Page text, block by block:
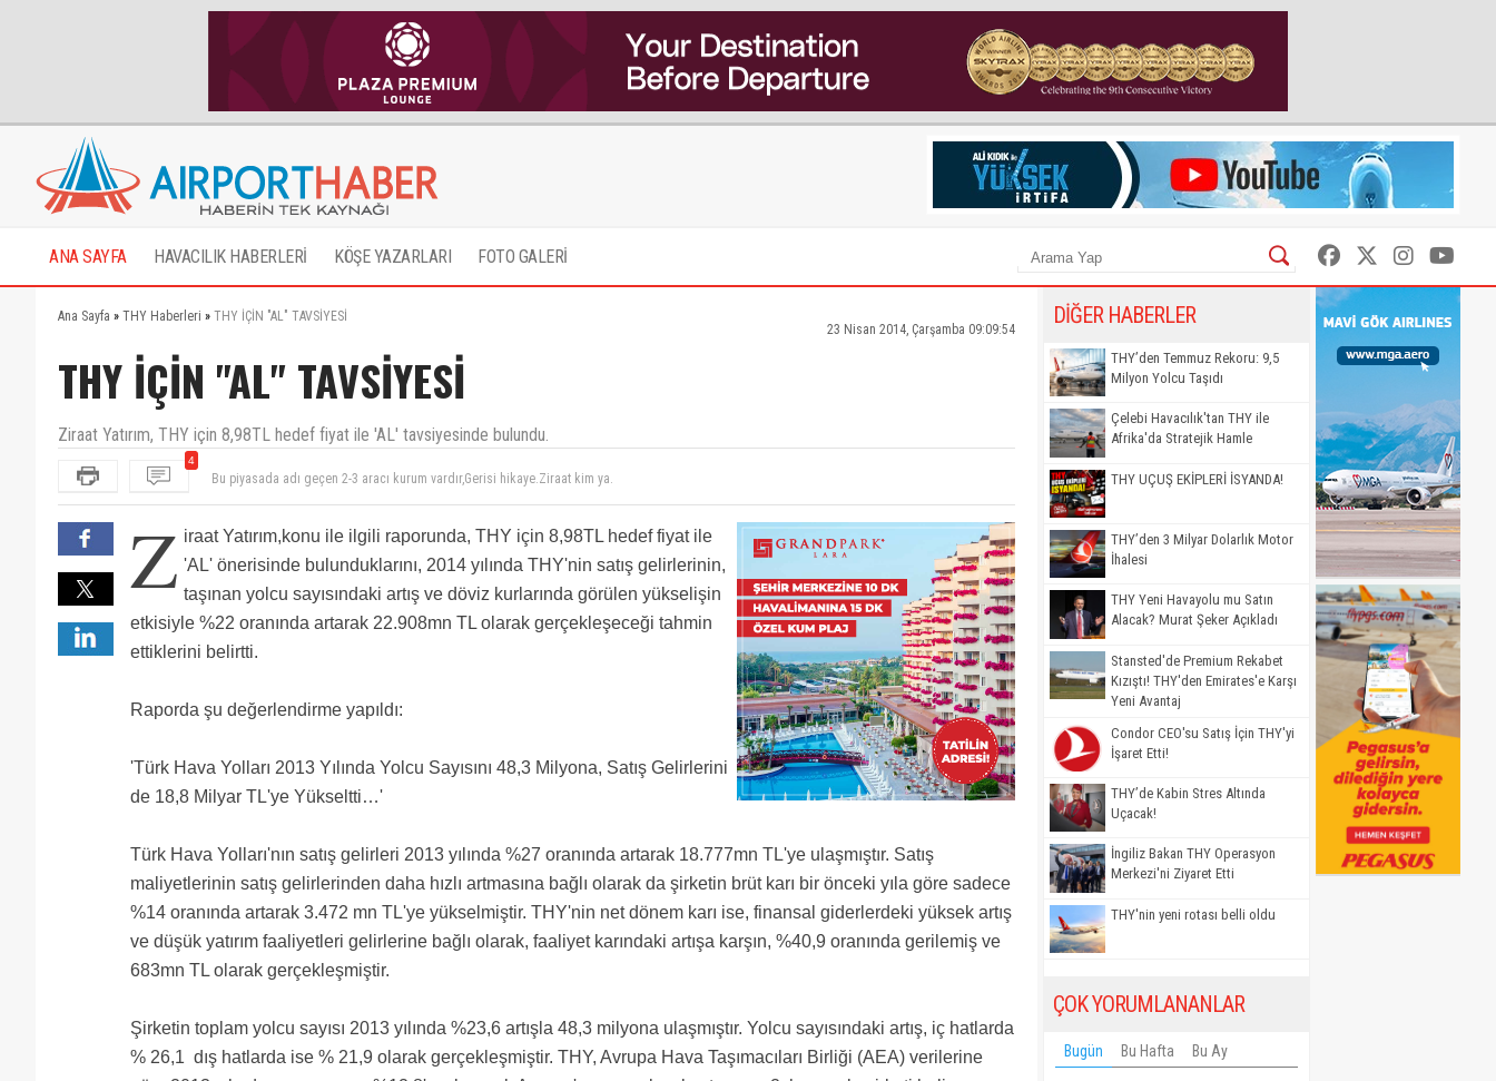
ANA SAYFA HAVACILIK HABERLERİ KÖŞE YAZARLARI FOTO GALERİ
Ana Sayfa » THY Haberleri » THY İÇİN "AL" TAVSİYESİ
23 Nisan 2014, Çarşamba 09:09:54
THY İÇİN "AL" TAVSİYESİ
Ziraat Yatırım, THY için 8,98TL hedef fiyat ile 'AL' tavsiyesinde bulundu.
4
finans sektorunde çalışan biri olarak, sirket olarak durumunu arastirmadim fakat thy özel bir sirket gibi yönetiliyor mu ondan emin değilim..
tutumları,gerek yeni yönetim atananlarin siyasi yönetime cok yakin olmasi ,gerek asya bankasini batırmak için parayi erken çekip milyonlarca
dolar zarar etmesi , akp den istifa eden milletvekiline devamli sorun çıkartılması ve bunun thy nin sirket imajının bozması hakkında yönetimin
umrunda olmaması.. her an mantığa sığmayan başka bir Partizan davranış yapıp daha büyük zarar etmeyeceği nerden bilebilirim? yabancı
yatırımci başka bir şekilde mi düşünür? bunları sorgulamak lazım , ziya tarkan kozan
Ziraata değil Deusche bank ve diğer yabancılara bakın takaslarını kontrol edin alıyorlarsa alın. Yoksa tırt
Bu piyasada adı geçen 2-3 aracı kurum vardır,Gerisi hikaye.Ziraat kim ya.
Z iraat Yatırım,konu ile ilgili raporunda, THY için 8,98TL hedef fiyat ile
'AL' önerisinde bulunduklarını, 2014 yılında THY'nin satış gelirlerinin,
taşınan yolcu sayısındaki artış ve döviz kurlarında görülen yükselişin
etkisiyle %22 oranında artarak 22.908mn TL olarak gerçekleşeceği tahmin
ettiklerini belirtti.
Raporda şu değerlendirme yapıldı:
'Türk Hava Yolları 2013 Yılında Yolcu Sayısını 48,3 Milyona, Satış Gelirlerini
de 18,8 Milyar TL'ye Yükseltti…'
Türk Hava Yolları'nın satış gelirleri 2013 yılında %27 oranında artarak 18.777mn TL'ye ulaşmıştır. Satış
maliyetlerinin satış gelirlerinden daha hızlı artmasına bağlı olarak da şirketin brüt karı bir önceki yıla göre sadece
%14 oranında artarak 3.472 mn TL'ye yükselmiştir. THY'nin net dönem karı ise, finansal giderlerdeki yüksek artış
ve düşük yatırım faaliyetleri gelirlerine bağlı olarak, faaliyet karındaki artışa karşın, %40,9 oranında gerilemiş ve
683mn TL olarak gerçekleşmiştir.
Şirketin toplam yolcu sayısı 2013 yılında %23,6 artışla 48,3 milyona ulaşmıştır. Yolcu sayısındaki artış, iç hatlarda
% 26,1 dış hatlarda ise % 21,9 olarak gerçekleşmiştir. THY, Avrupa Hava Taşımacıları Birliği (AEA) verilerine
DİĞER HABERLER
THY’den Temmuz Rekoru: 9,5
Milyon Yolcu Taşıdı
Çelebi Havacılık'tan THY ile
Afrika'da Stratejik Hamle
THY UÇUŞ EKİPLERİ İSYANDA!
THY’den 3 Milyar Dolarlık Motor
İhalesi
THY Yeni Havayolu mu Satın
Alacak? Murat Şeker Açıkladı
Stansted'de Premium Rekabet
Kızıştı! THY'den Emirates'e Karşı
Yeni Avantaj
Condor CEO'su Satış İçin THY'yi
İşaret Etti!
THY’de Kabin Stres Altında
Uçacak!
İngiliz Bakan THY Operasyon
Merkezi'ni Ziyaret Etti
THY'nin yeni rotası belli oldu
ÇOK YORUMLANANLAR
Bugün Bu Hafta Bu Ay